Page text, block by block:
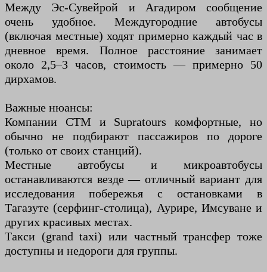
Между Эс-Сувейрой и Агадиром сообщение
очень удобное. Междугородние автобусы
(включая местные) ходят примерно каждый час в
дневное время. Полное расстояние занимает
около 2,5–3 часов, стоимость — примерно 50
дирхамов.
Важные нюансы:
Компании CTM и Supratours комфортные, но
обычно не подбирают пассажиров по дороге
(только от своих станций).
Местные автобусы и микроавтобусы
останавливаются везде — отличный вариант для
исследования побережья с остановками в
Тагазуте (серфинг-столица), Аурире, Имсуване и
других красивых местах.
Такси (grand taxi) или частный трансфер тоже
доступны и недороги для группы.